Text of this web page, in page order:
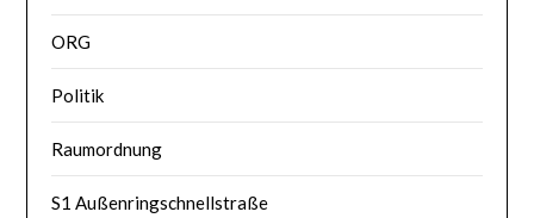
ORG
Politik
Raumordnung
S1 Außenringschnellstraße